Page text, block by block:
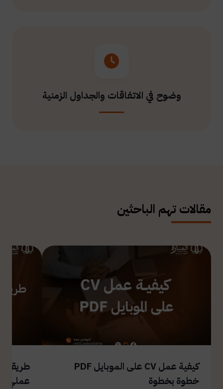
وضوح في الاتفاقات والجداول الزمنية
مقالات تهم الباحثين
كيفية عمل CV على الموبايل PDF
خطوة بخطوة
طريقة
عملي